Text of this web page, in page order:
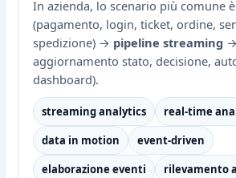
In azienda, lo scenario più comune
(pagamento, login, ticket, ordine,
spedizione) → pipeline streaming
aggiornamento stato, decisione,
dashboard).
streaming analytics
real-time
data in motion
event-driven
elaborazione eventi
rilevamento